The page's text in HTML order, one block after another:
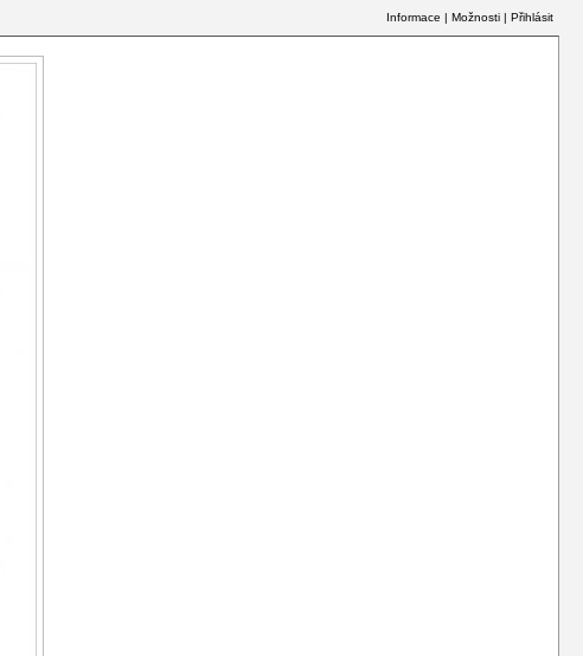
Informace | Možnosti | Přihlásit